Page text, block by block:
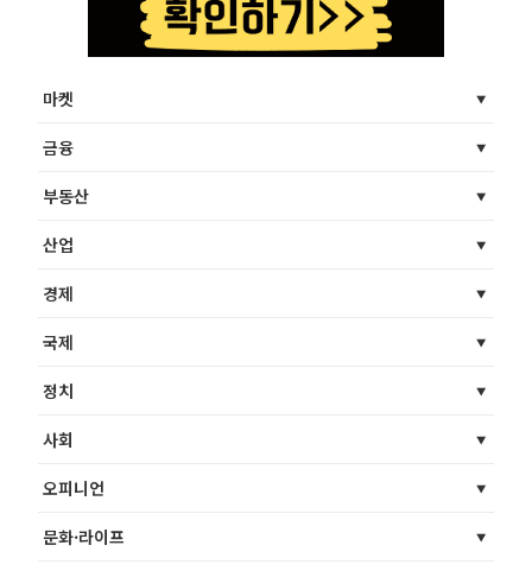
마켓
금융
부동산
산업
경제
국제
정치
사회
오피니언
문화·라이프